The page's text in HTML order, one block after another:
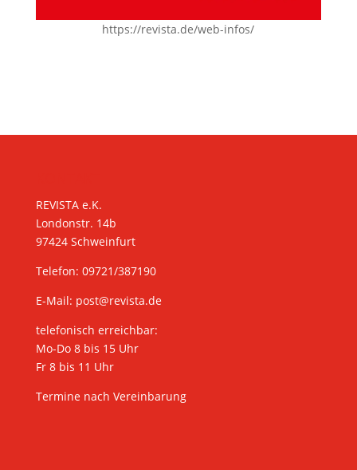
https://revista.de/web-infos/
REVISTA e.K.
Londonstr. 14b
97424 Schweinfurt
Telefon: 09721/387190
E-Mail: post@revista.de
telefonisch erreichbar:
Mo-Do 8 bis 15 Uhr
Fr 8 bis 11 Uhr
Termine nach Vereinbarung